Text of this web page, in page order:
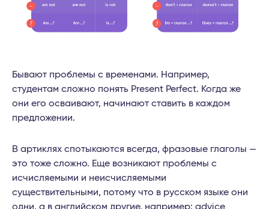
Бывают проблемы с временами. Например,
студентам сложно понять Present Perfect. Когда же
они его осваивают, начинают ставить в каждом
предложении.
В артиклях спотыкаются всегда, фразовые глаголы —
это тоже сложно. Еще возникают проблемы с
исчисляемыми и неисчисляемыми
существительными, потому что в русском языке они
одни, а в английском другие, например: advice